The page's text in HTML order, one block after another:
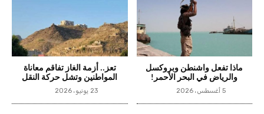
ماذا تفعل واشنطن وبروكسل
والرياض في البحر الأحمر!
5 أغسطس، 2026
تعز.. أزمة الغاز تفاقم معاناة
المواطنين وتشل حركة النقل
23 يونيو، 2026